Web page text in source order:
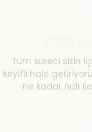
Tüm süreci sizin
keyifli hale
ne kadar hızlı